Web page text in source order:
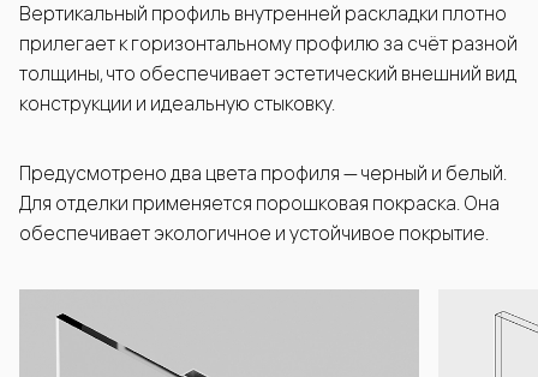
Вертикальный профиль внутренней раскладки плотно
прилегает к горизонтальному профилю за счёт разной
толщины, что обеспечивает эстетический внешний вид
конструкции и идеальную стыковку.
Предусмотрено два цвета профиля — черный и белый.
Для отделки применяется порошковая покраска. Она
обеспечивает экологичное и устойчивое покрытие.